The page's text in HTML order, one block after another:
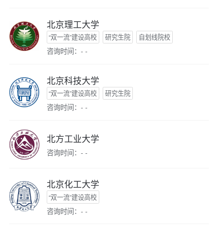
北京理工大学
“双一流”建设高校 研究生院 自划线院校
咨询时间：- -
北京科技大学
“双一流”建设高校 研究生院
咨询时间：- -
北方工业大学
咨询时间：- -
北京化工大学
“双一流”建设高校
咨询时间：- -